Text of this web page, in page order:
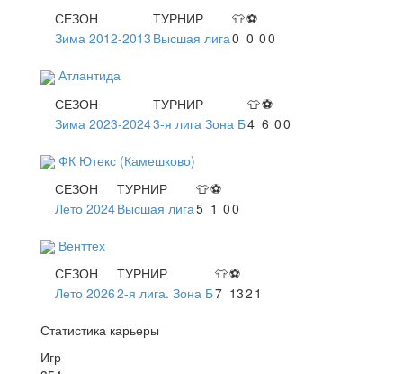
СЕЗОН
ТУРНИР 👕⚽
Зима 2012-2013 Высшая лига0 0 00
Атлантида
СЕЗОН
ТУРНИР 👕⚽
Зима 2023-20243-я лига Зона Б4 6 00
ФК Ютекс (Камешково)
СЕЗОН
ТУРНИР 👕⚽
Лето 2024Высшая лига5 1 00
Венттех
СЕЗОН
ТУРНИР 👕⚽
Лето 20262-я лига. Зона Б7 132 1
Статистика карьеры
Игр